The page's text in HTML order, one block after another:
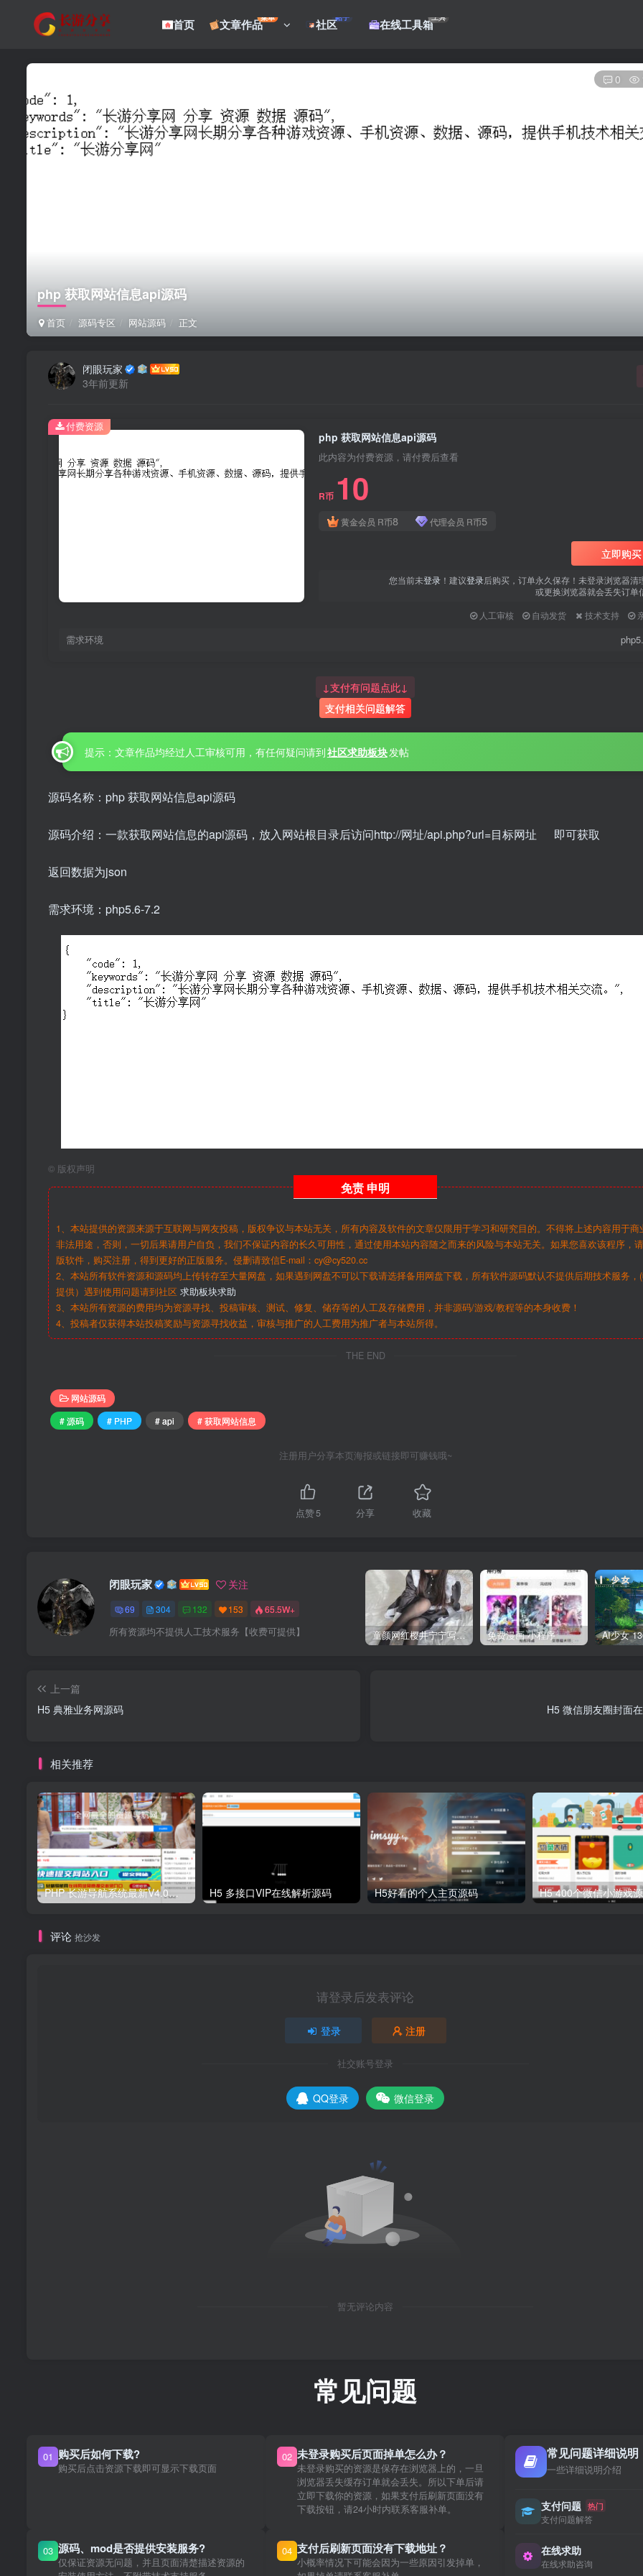
首页 文章作品菜单 社区帖子 在线工具箱工具
php 获取网站信息api源码
首页 源码专区 网站源码 正文
0
闭眼玩家
3年前更新
php 获取网站信息api源码
此内容为付费资源，请付费后查看
R币 10
黄金会员 R币8 代理会员 R币5
立即购买
您当前未登录 ！建议登录后购买，订单永久保存！未登录浏览器清
或更换浏览器就会丢失订单
人工审核
自动发货 技术支持
需求环境
付费资源
↓支付有问题点此↓
支付相关问题解答
提示：文章作品均经过人工审核可用，有任何疑问请到社区求助板块发帖
源码名称：php 获取网站信息api源码
源码介绍：一款获取网站信息的api源码，放入网站根目录后访问http://网址/api.php?url=目标网址 即可获取
返回数据为json
需求环境：php5.6-7.2
© 版权声明
免责 申明
1、本站提供的资源来源于互联网与网友投稿，版权争议与本站无关，所有内容及软件的文章仅限用于学习和研究目的。不得将上述内容用于商
非法用途，否则，一切后果请用户自负，我们不保证内容的长久可用性，通过使用本站内容随之而来的风险与本站无关。如果您喜欢该程序，
版软件，购买注册，得到更好的正版服务。侵删请致信E-mail：cy@cy520.cc
2、本站所有软件资源和源码均上传转存至大量网盘，如果遇到网盘不可以下载请选择备用网盘下载，所有软件源码默认不提供后期技术服务，
提供）遇到使用问题请到社区 求助板块求助
3、本站所有资源的费用均为资源寻找、投稿审核、测试、修复、储存等的人工及存储费用，并非源码/游戏/教程等的本身收费！
4、投稿者仅获得本站投稿奖励与资源寻找收益，审核与推广的人工费用为推广者与本站所得。
THE END
网站源码
# 源码
# PHP # api # 获取网站信息
注册用户分享本页海报或链接即可赚钱哦~
点赞5 分享 收藏
闭眼玩家 关注
69 304 132 153 65.5W+
所有资源均不提供人工技术服务【收费可提供】 童颜网红樱井宁宁写真集套图 免费漫画 小程序
上一篇
H5 典雅业务网源码
H5 微信朋友圈封面
相关推荐
PHP 长游导航系统最新V4.0开源可运营正版 源码 H5 多接口VIP在线解析源码 H5好看的个人主页源码
评论 抢沙发
请登录后发表评论
登录 注册
社交账号登录
QQ登录 微信登录
暂无评论内容
常见问题
01 购买后如何下载?
购买后点击资源下载即可显示下载页面
02 未登录购买后页面掉单怎么办？
未登录购买的资源是保存在浏览器上的，一旦
浏览器丢失缓存订单就会丢失。所以下单后请
立即下载你的资源，如果支付后刷新页面没有
下载按钮，请24小时内联系客服补单。
03 源码、mod是否提供安装服务?
仅保证资源无问题，并且页面清楚描述资源的
04 支付后刷新页面没有下载地址？
小概率情况下可能会因为一些原因引发掉单，
常见问题详细说明
一些详细说明介绍
支付问题 热门
支付问题解答
在线求助
在线求助咨询